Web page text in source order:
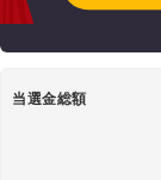
当選金総額